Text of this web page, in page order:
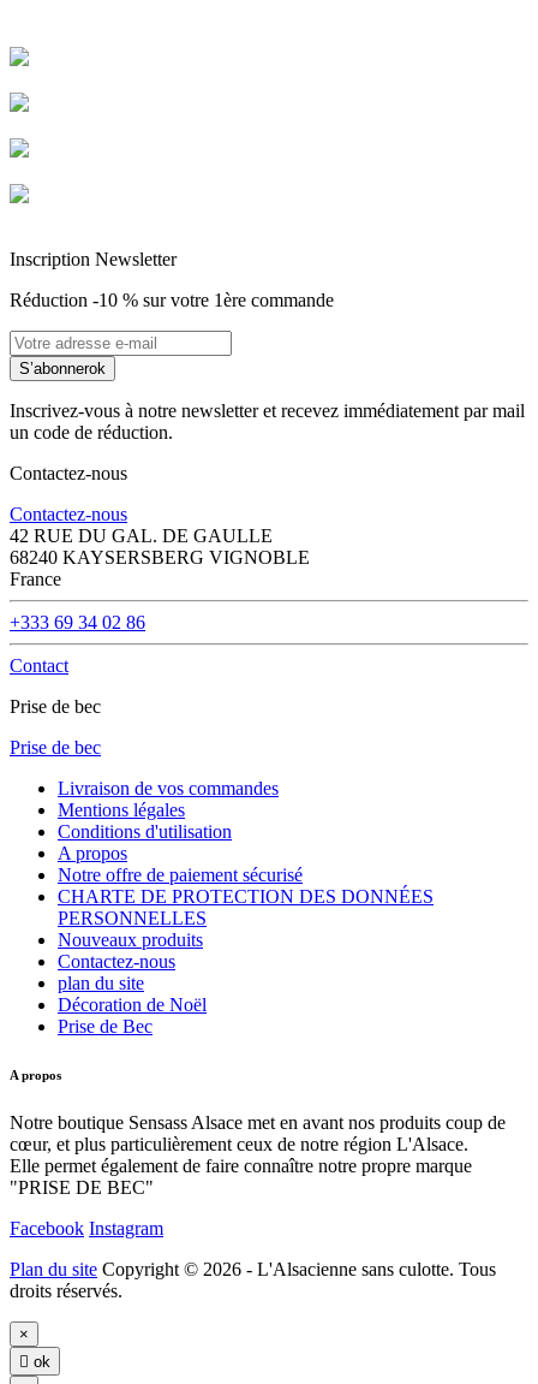
Inscription Newsletter
Réduction -10 % sur votre 1ère commande
S’abonnerok
Inscrivez-vous à notre newsletter et recevez immédiatement par mail
un code de réduction.
Contactez-nous
Contactez-nous
42 RUE DU GAL. DE GAULLE
68240 KAYSERSBERG VIGNOBLE
France
+333 69 34 02 86
Contact
Prise de bec
Prise de bec
Livraison de vos commandes
Mentions légales
Conditions d'utilisation
A propos
Notre offre de paiement sécurisé
CHARTE DE PROTECTION DES DONNÉES
PERSONNELLES
Nouveaux produits
Contactez-nous
plan du site
Décoration de Noël
Prise de Bec
A propos
Notre boutique Sensass Alsace met en avant nos produits coup de
cœur, et plus particulièrement ceux de notre région L'Alsace.
Elle permet également de faire connaître notre propre marque
"PRISE DE BEC"
Facebook Instagram
Plan du site Copyright © 2026 - L'Alsacienne sans culotte. Tous
droits réservés.
×
 ok